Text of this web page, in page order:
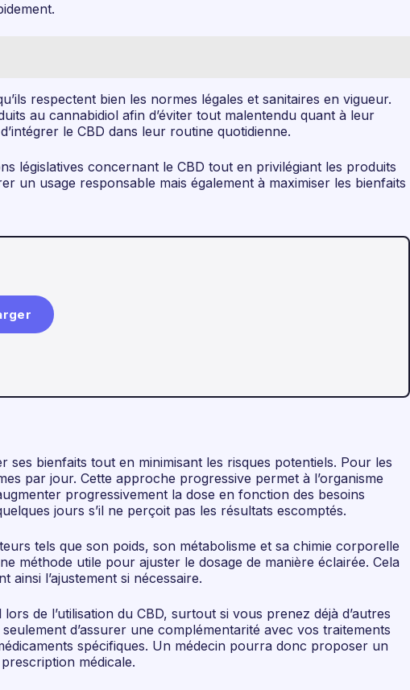
respectent bien les normes légales et sanitaires en vigueur.
au cannabidiol afin d’éviter tout malentendu quant à leur
le CBD dans leur routine quotidienne.
législatives concernant le CBD tout en privilégiant les produits
un usage responsable mais également à maximiser les bienfaits
ses bienfaits tout en minimisant les risques potentiels. Pour les
par jour. Cette approche progressive permet à l’organisme
progressivement la dose en fonction des besoins
jours s’il ne perçoit pas les résultats escomptés.
tels que son poids, son métabolisme et sa chimie corporelle
méthode utile pour ajuster le dosage de manière éclairée. Cela
l’ajustement si nécessaire.
de l’utilisation du CBD, surtout si vous prenez déjà d’autres
d’assurer une complémentarité avec vos traitements
spécifiques. Un médecin pourra donc proposer un
médicale.